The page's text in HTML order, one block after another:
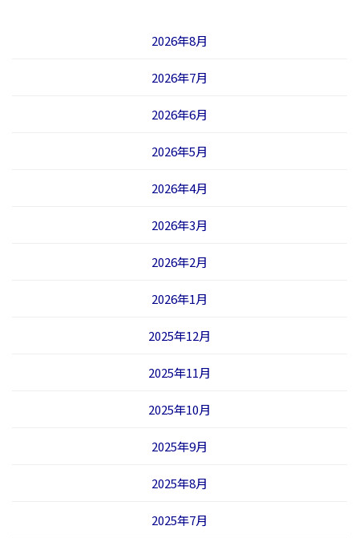
2026年8月
2026年7月
2026年6月
2026年5月
2026年4月
2026年3月
2026年2月
2026年1月
2025年12月
2025年11月
2025年10月
2025年9月
2025年8月
2025年7月